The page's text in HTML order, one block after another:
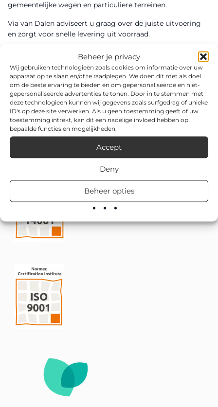
Beheer je privacy
Wij gebruiken technologieën zoals cookies om informatie over uw
apparaat op te slaan en/of te raadplegen. We doen dit met als doel
om de beste ervaring te bieden en om gepersonaliseerde en niet-
gepersonaliseerde advertenties te tonen. Door in te stemmen met
deze technologieën kunnen wij gegevens zoals surfgedrag of unieke
ID's op deze site verwerken. Als u geen toestemming geeft of uw
toestemming intrekt, kan dit een nadelige invloed hebben op
bepaalde functies en mogelijkheden.
Accept
Deny
Beheer opties
gemeentelijke wegen en particuliere terreinen.
Via van Dalen adviseert u graag over de juiste uitvoering
en zorgt voor snelle levering uit voorraad.